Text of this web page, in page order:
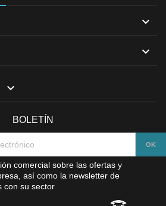



BOLETÍN
comercial sobre las ofertas y
así como la newsletter de
con su sector